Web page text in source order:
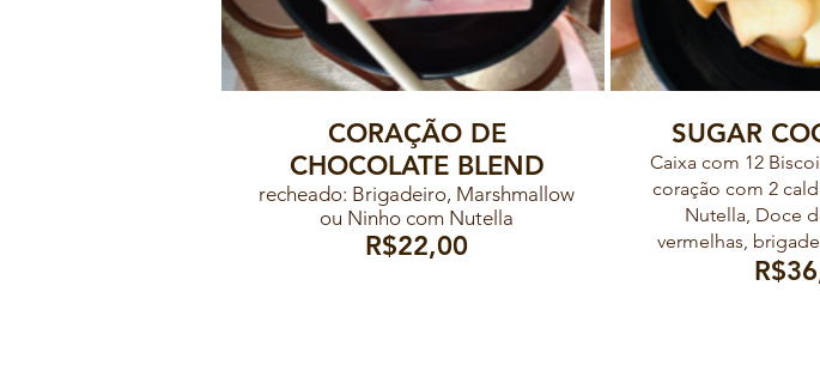
CORAÇÃO DE
CHOCOLATE BLEND
recheado: Brigadeiro, Marshmallow
ou Ninho com Nutella
R$22,00
SUGAR
Caixa com 12
coração com 2
Nutella, Doce
vermelhas,